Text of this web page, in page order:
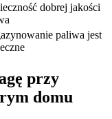
dobrej jakości
paliwa jest
przy
domu